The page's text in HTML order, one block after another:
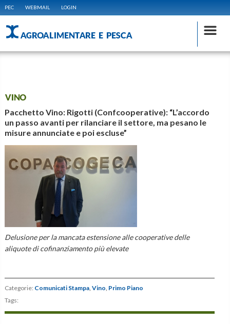
PEC WEBMAIL LOGIN
AGROALIMENTARE E PESCA
VINO
Pacchetto Vino: Rigotti (Confcooperative): “L’accordo
un passo avanti per rilanciare il settore, ma pesano le
misure annunciate e poi escluse”
Delusione per la mancata estensione alle cooperative delle
aliquote di cofinanziamento più elevate
Categorie: Comunicati Stampa, Vino Primo Piano
Tags: